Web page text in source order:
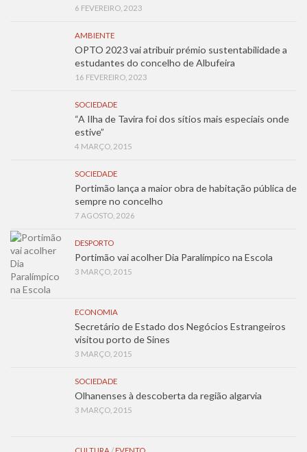
6 FEVEREIRO, 2023
AMBIENTE
OPTO 2023 vai atribuir prémio sustentabilidade a
estudantes do concelho de Albufeira
16 FEVEREIRO, 2023
SOCIEDADE
“A Ilha de Tavira foi dos sítios mais especiais onde
estive”
4 MARÇO, 2015
SOCIEDADE
Portimão lança a maior obra de habitação pública de
sempre no concelho
7 AGOSTO, 2026
DESPORTO
Portimão vai acolher Dia Paralímpico na Escola
3 MARÇO, 2015
ECONOMIA
Secretário de Estado dos Negócios Estrangeiros
visitou porto de Sines
3 MARÇO, 2015
SOCIEDADE
Olhanenses à descoberta da região algarvia
3 MARÇO, 2015
CULTURA / EVENTO